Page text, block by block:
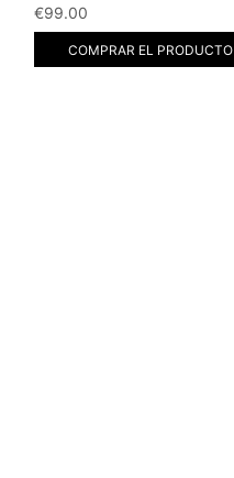
€99.00
COMPRAR EL PRODUCTO